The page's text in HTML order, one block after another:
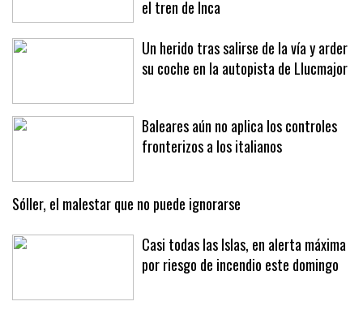
el tren de Inca
Un herido tras salirse de la vía y arder
su coche en la autopista de Llucmajor
Baleares aún no aplica los controles
fronterizos a los italianos
Sóller, el malestar que no puede ignorarse
Casi todas las Islas, en alerta máxima
por riesgo de incendio este domingo